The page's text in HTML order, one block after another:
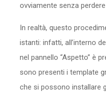
ovviamente senza
In realtà, questo
istanti: infatti, all’interno
nel pannello “Aspetto” è
sono presenti i template
che si possono installare